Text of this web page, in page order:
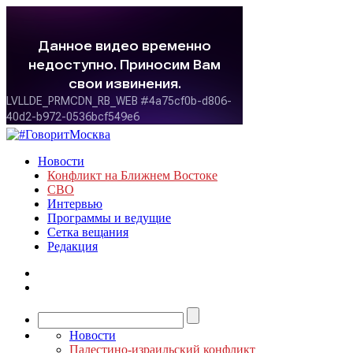
Новости
Конфликт на Ближнем Востоке
СВО
Интервью
Программы и ведущие
Сетка вещания
Редакция
Новости
Палестино-израильский конфликт